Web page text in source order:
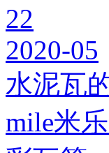
22
2020-05
水泥瓦
mile米